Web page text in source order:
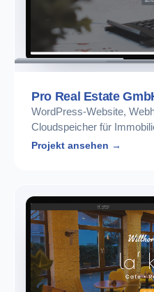
Pro Real Estate
WordPress-Website,
Cloudspeicher für
Projekt ansehen →